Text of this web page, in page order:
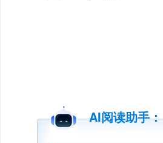
AI阅读助手：